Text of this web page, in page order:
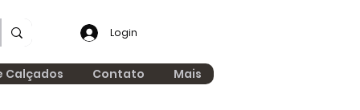
Login
Calçados Contato Mais